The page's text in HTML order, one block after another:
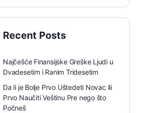
Recent Posts
Najčešće Finansijske Greške Ljudi u
Dvadesetim i Ranim Tridesetim
Da li je Bolje Prvo Uštedeti Novac ili
Prvo Naučiti Veštinu Pre nego što
Počneš